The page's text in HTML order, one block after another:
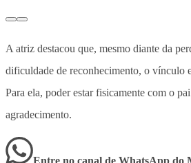
A atriz destacou que, mesmo diante da
dificuldade de reconhecimento, o vínculo
Para ela, poder estar fisicamente com o
agradecimento.
Entre no canal de WhatsApp do